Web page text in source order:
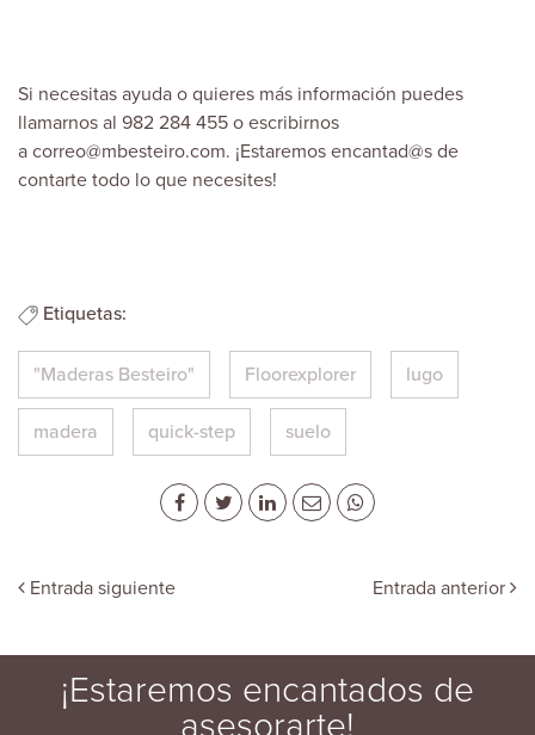
Si necesitas ayuda o quieres más información puedes
llamarnos al 982 284 455 o escribirnos
a correo@mbesteiro.com. ¡Estaremos encantad@s de
contarte todo lo que necesites!
Etiquetas:
"Maderas Besteiro" Floorexplorer lugo
madera quick-step suelo
Entrada siguiente Entrada anterior
¡Estaremos encantados de
asesorarte!